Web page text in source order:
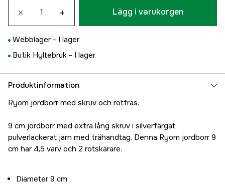
× + Lägg i varukorgen
Webblager - I lager
Butik Hyltebruk - I lager
Produktinformation
Ryom jordborr med skruv och rotfräs.
9 cm jordborr med extra lång skruv i silverfärgat
pulverlackerat järn med trähandtag. Denna Ryom jordborr 9
cm har 4,5 varv och 2 rotskärare.
Diameter 9 cm